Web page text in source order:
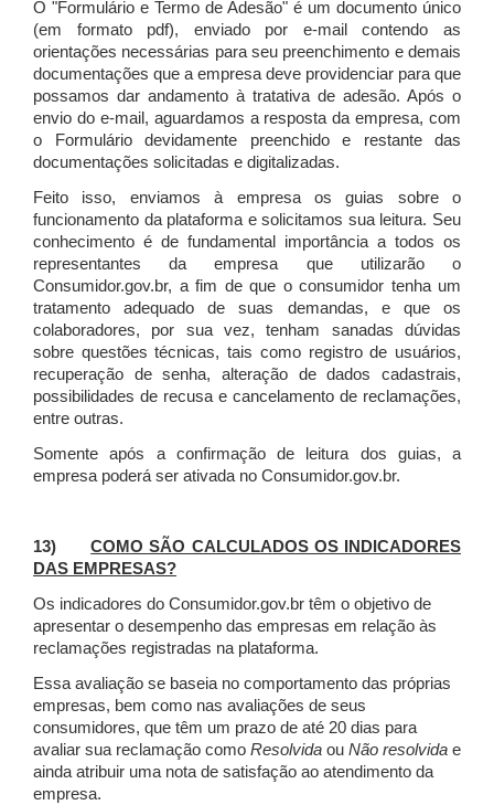
O "Formulário e Termo de Adesão" é um documento único
(em formato pdf), enviado por e-mail contendo as
orientações necessárias para seu preenchimento e demais
documentações que a empresa deve providenciar para que
possamos dar andamento à tratativa de adesão. Após o
envio do e-mail, aguardamos a resposta da empresa, com
o Formulário devidamente preenchido e restante das
documentações solicitadas e digitalizadas.
Feito isso, enviamos à empresa os guias sobre o
funcionamento da plataforma e solicitamos sua leitura. Seu
conhecimento é de fundamental importância a todos os
representantes da empresa que utilizarão o
Consumidor.gov.br, a fim de que o consumidor tenha um
tratamento adequado de suas demandas, e que os
colaboradores, por sua vez, tenham sanadas dúvidas
sobre questões técnicas, tais como registro de usuários,
recuperação de senha, alteração de dados cadastrais,
possibilidades de recusa e cancelamento de reclamações,
entre outras.
Somente após a confirmação de leitura dos guias, a
empresa poderá ser ativada no Consumidor.gov.br.
13)COMO SÃO CALCULADOS OS INDICADORES
DAS EMPRESAS?
Os indicadores do Consumidor.gov.br têm o objetivo de
apresentar o desempenho das empresas em relação às
reclamações registradas na plataforma.
Essa avaliação se baseia no comportamento das próprias
empresas, bem como nas avaliações de seus
consumidores, que têm um prazo de até 20 dias para
avaliar sua reclamação como Resolvida ou Não resolvida e
ainda atribuir uma nota de satisfação ao atendimento da
empresa.